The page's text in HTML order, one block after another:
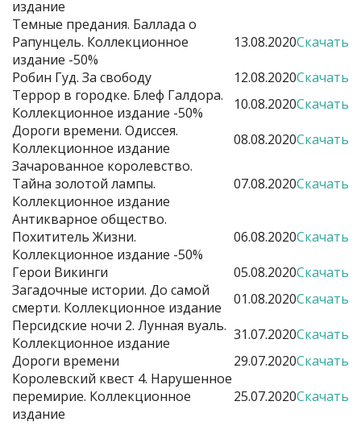
издание
Темные предания. Баллада о
Рапунцель. Коллекционное
издание -50%
13.08.2020Скачать
Робин Гуд. За свободу
12.08.2020Скачать
Террор в городке. Блеф Галдора.
Коллекционное издание -50%
10.08.2020Скачать
Дороги времени. Одиссея.
Коллекционное издание
08.08.2020Скачать
Зачарованное королевство.
Тайна золотой лампы.
Коллекционное издание
07.08.2020Скачать
Антикварное общество.
Похититель Жизни.
Коллекционное издание -50%
06.08.2020Скачать
Герои Викинги
05.08.2020Скачать
Загадочные истории. До самой
смерти. Коллекционное издание
01.08.2020Скачать
Персидские ночи 2. Лунная вуаль.
Коллекционное издание
31.07.2020Скачать
Дороги времени
29.07.2020Скачать
Королевский квест 4. Нарушенное
перемирие. Коллекционное
издание
25.07.2020Скачать